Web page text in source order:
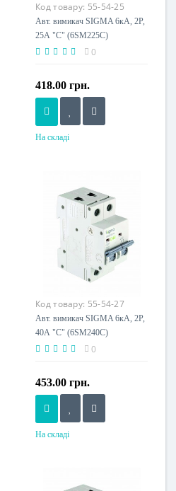
Код товару: 55-54-25
Авт. вимикач SIGMA 6кА, 2Р,
25А "С" (6SM225C)
0
418.00 грн.
На складі
Напруга живлення
Код товару: 55-54-27
Авт. вимикач SIGMA 6кА, 2Р,
40А "С" (6SM240C)
0
453.00 грн.
На складі
Напруга живлення